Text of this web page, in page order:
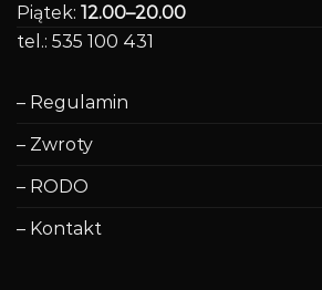
Piątek: 12.00–20.00
tel.: 535 100 431
– Regulamin
– Zwroty
– RODO
– Kontakt